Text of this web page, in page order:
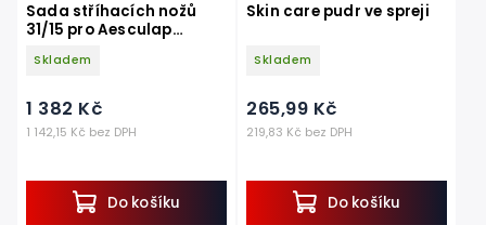
Sada stříhacích nožů
31/15 pro Aesculap
na skot a koně, 3 mm
Skladem
1 142,15 Kč bez DPH
1 382 Kč
Do košíku
Skin care pudr ve spreji
Skladem
219,83 Kč bez DPH
265,99 Kč
Do košíku